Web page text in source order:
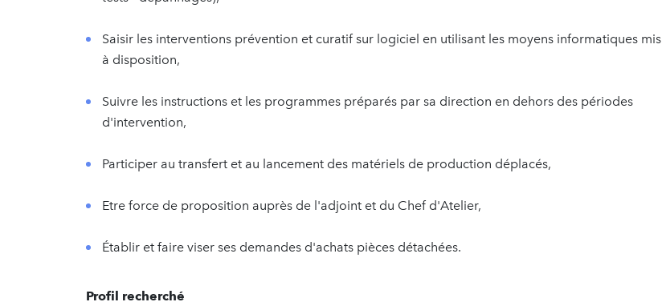
Saisir les interventions prévention et curatif sur logiciel en utilisant les moyens informatiques mis
à disposition,
Suivre les instructions et les programmes préparés par sa direction en dehors des périodes
d'intervention,
Participer au transfert et au lancement des matériels de production déplacés,
Etre force de proposition auprès de l'adjoint et du Chef d'Atelier,
Établir et faire viser ses demandes d'achats pièces détachées.
Profil recherché